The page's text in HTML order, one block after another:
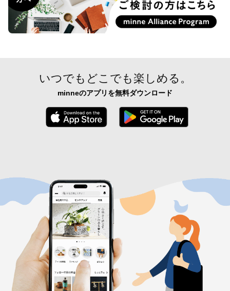
いつでもどこでも楽しめる。
minneのアプリを無料ダウンロード